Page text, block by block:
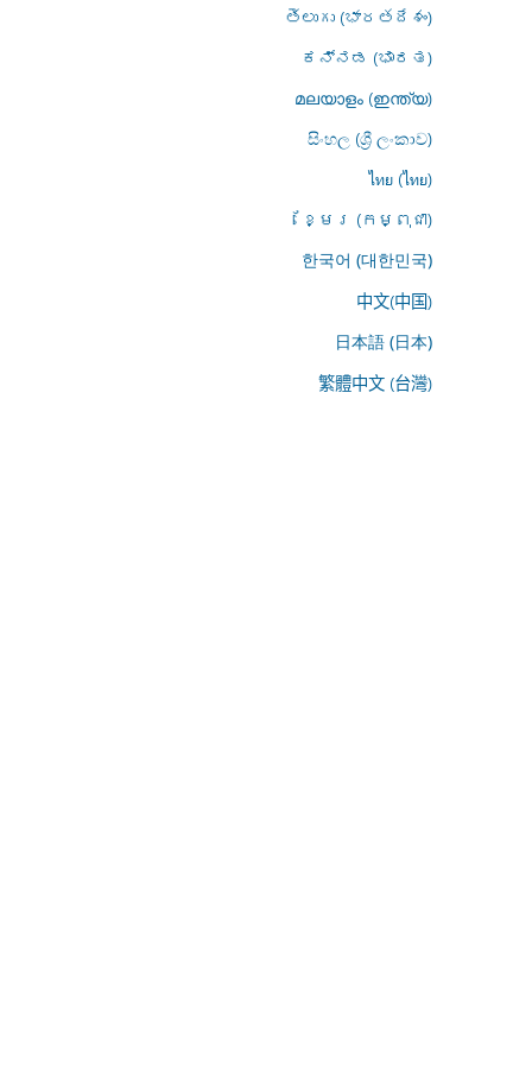
తెలుగు (భారతదేశం)
ಕನ್ನಡ (ಭಾರತ)
മലയാളം (ഇന്ത്യ)
සිංහල (ශ්‍රී ලංකාව)
ไทย (ไทย)
ខ្មែរ (កម្ពុជា)
한국어 (대한민국)
中文(中国)
日本語 (日本)
繁體中文 (台灣)